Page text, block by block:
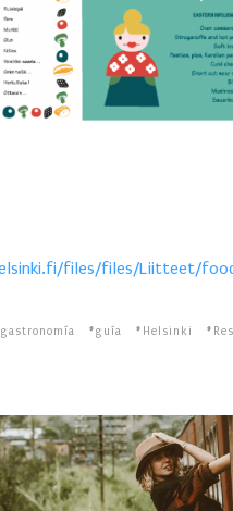
files/files/Liitteet/
gastronomía guía Helsinki